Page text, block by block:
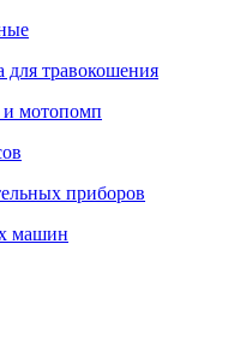
для травокошения
и мотопомп
приборов
машин